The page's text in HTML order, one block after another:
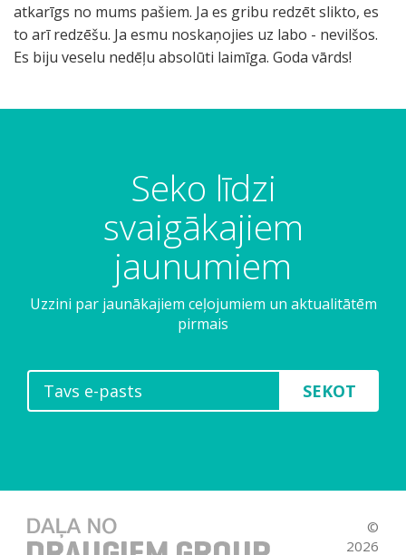
atkarīgs no mums pašiem. Ja es gribu redzēt slikto, es
to arī redzēšu. Ja esmu noskaņojies uz labo - nevilšos.
Es biju veselu nedēļu absolūti laimīga. Goda vārds!
Seko līdzi
svaigākajiem
jaunumiem
Uzzini par jaunākajiem ceļojumiem un aktualitātēm
pirmais
SEKOT
©
2026